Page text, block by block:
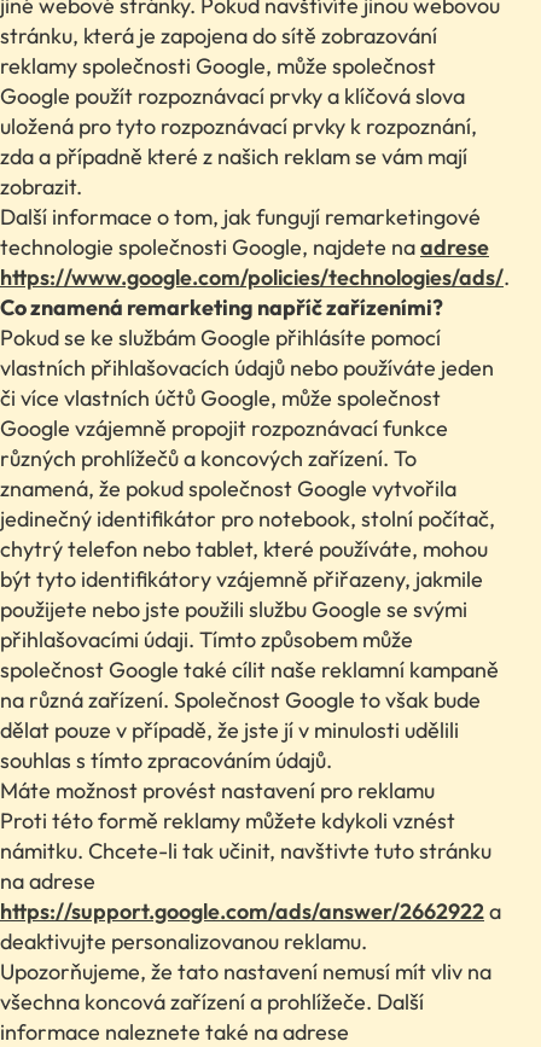
stránku, která je zapojena do sítě zobrazování
reklamy společnosti Google, může společnost
Google použít rozpoznávací prvky a klíčová slova
uložená pro tyto rozpoznávací prvky k rozpoznání,
zda a případně které z našich reklam se vám mají
zobrazit.
Další informace o tom, jak fungují remarketingové
technologie společnosti Google, najdete naadrese
https://www.google.com/policies/technologies/ads/.
Co znamená remarketing napříč zařízeními?
Pokud se ke službám Google přihlásíte pomocí
vlastních přihlašovacích údajů nebo používáte jeden
či více vlastních účtů Google, může společnost
Google vzájemně propojit rozpoznávací funkce
různých prohlížečů a koncových zařízení. To
znamená, že pokud společnost Google vytvořila
jedinečný identifikátor pro notebook, stolní počítač,
chytrý telefon nebo tablet, které používáte, mohou
být tyto identifikátory vzájemně přiřazeny, jakmile
použijete nebo jste použili službu Google se svými
přihlašovacími údaji. Tímto způsobem může
společnost Google také cílit naše reklamní kampaně
na různá zařízení. Společnost Google to však bude
dělat pouze v případě, že jste jí v minulosti udělili
souhlas s tímto zpracováním údajů.
Máte možnost provést nastavení pro reklamu
Proti této formě reklamy můžete kdykoli vznést
námitku. Chcete-li tak učinit, navštivte tuto stránku
na adrese
https://support.google.com/ads/answer/2662922a
deaktivujte personalizovanou reklamu.
Upozorňujeme, že tato nastavení nemusí mít vliv na
všechna koncová zařízení a prohlížeče. Další
informace naleznete také na adrese